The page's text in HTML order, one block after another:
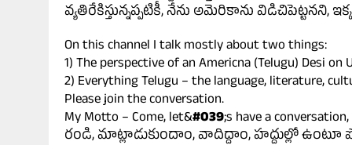
వ్యతిరేకిస్తున్నప్పటికీ, నేను అమెరికాను
On this channel I talk mostly about two things:
1) The perspective of an Americna (Telugu) Desi on
2) Everything Telugu – the language, literature,
Please join the conversation.
My Motto – Come, let&#039;s have a
రండి, మాట్లాడుకుందాం, వాదిద్దాం, హద్దుల్లో ఉంటూ